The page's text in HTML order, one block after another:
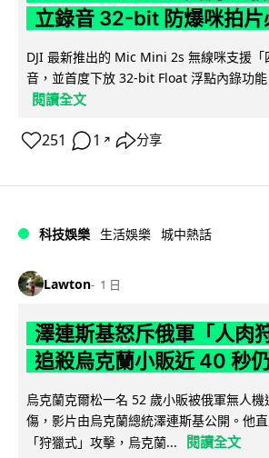
立錄音 32-bit 防爆咪拍片
DJI 最新推出的 Mic Mini 2s 無線咪支援「
音，並首度下放 32-bit Float 浮點內錄功
閱讀全文
251 1 ↗ 分享
科技娛樂 生活娛樂 城中熱話
Lawton 1 日
澤連斯基怒斥俄軍「人肉
追殺烏克蘭小販近 40 秒
烏克蘭克爾松一名 52 歲小販被俄軍無人
傷，影片由烏克蘭總統澤連斯基公開。他
「狩獵式」攻擊，烏克蘭...
閱讀全文